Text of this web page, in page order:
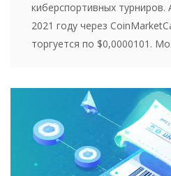
киберспортивных
2021 году через
торгуется по $0,0000101.